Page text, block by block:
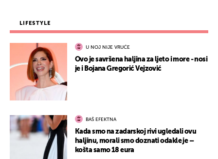
LIFESTYLE
U NOJ NIJE VRUĆE
Ovo je savršena haljina za ljeto i more - nosi
je i Bojana Gregorić Vejzović
BAŠ EFEKTNA
Kada smo na zadarskoj rivi ugledali ovu
haljinu, morali smo doznati odakle je –
košta samo 18 eura